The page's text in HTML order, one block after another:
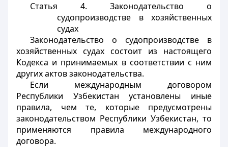
Статья 4. Законодательство о
судопроизводстве в хозяйственных
судах
Законодательство о судопроизводстве в
хозяйственных судах состоит из настоящего
Кодекса и принимаемых в соответствии с ним
других актов законодательства.
Если международным договором
Республики Узбекистан установлены иные
правила, чем те, которые предусмотрены
законодательством Республики Узбекистан, то
применяются правила международного
договора.